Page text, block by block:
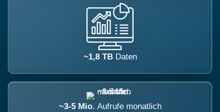
~1,8 TB Daten
~3-5 Mio. Aufrufe monatlich